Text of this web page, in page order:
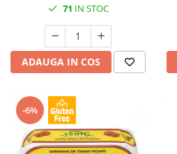
71 IN STOC
ADAUGA IN COS
-6%